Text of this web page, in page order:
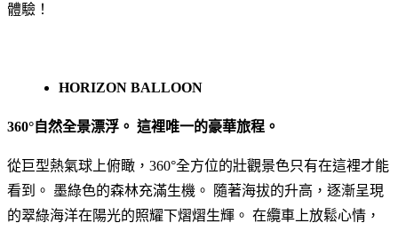
體驗！
HORIZON BALLOON
360°自然全景漂浮。 這裡唯一的豪華旅程。
從巨型熱氣球上俯瞰，360°全方位的壯觀景色只有在這裡才能
看到。 墨綠色的森林充滿生機。 隨著海拔的升高，逐漸呈現
的翠綠海洋在陽光的照耀下熠熠生輝。 在纜車上放鬆心情，